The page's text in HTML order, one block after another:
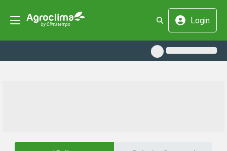
Login